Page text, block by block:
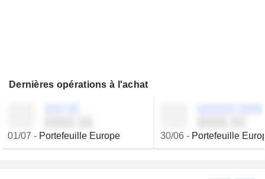
Dernières opérations à l'achat
01/07 - Portefeuille Europe 30/06- Portefeuille